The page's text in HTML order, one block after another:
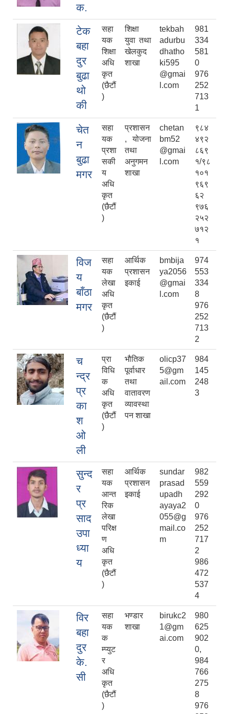
क.
टेक
बहा
दुर
बुढा
थो
की
सहा
यक
शिक्षा
अधि
कृत
(छैटौं
)
शिक्षा
युवा तथा
खेलकुद
शाखा
tekbah
adurbu
dhatho
ki595
@gmai
l.com
981
334
581
0
976
252
713
1
चेत
न
बुढा
मगर
सहा
यक
प्रशा
सकी
य
अधि
कृत
(छैटौं
)
प्रशासन
, योजना
तथा
अनुगमन
शाखा
chetan
bm52
@gmai
l.com
९८४
४९२
८६९
१/९८
१०१
९६९
६२
९७६
२५२
७१२
१
विज
य
बाँठा
मगर
सहा
यक
लेखा
अधि
कृत
(छैटौं
)
आर्थिक
प्रशासन
इकाई
bmbija
ya2056
@gmai
l.com
974
553
334
8
976
252
713
2
च
न्द्र
प्र
का
श
ओ
ली
प्रा
विधि
क
अधि
कृत
(छैटौं
)
भौतिक
पूर्वाधार
तथा
वातावरण
व्यावस्था
पन शाखा
olicp37
5@gm
ail.com
984
145
248
3
सुन्द
र
प्र
साद
उपा
ध्या
य
सहा
यक
आन्त
रिक
लेखा
परिक्ष
ण
अधि
कृत
(छैटौं
)
आर्थिक
प्रशासन
इकाई
sundar
prasad
upadh
ayaya2
055@g
mail.co
m
982
559
292
0
976
252
717
2
986
472
537
4
विर
बहा
दुर
के.
सी
सहा
यक
क
म्प्युट
र
अधि
कृत
(छैटौं
)
भण्डार
शाखा
birukc2
1@gm
ai.com
980
625
902
0,
984
766
275
8
976